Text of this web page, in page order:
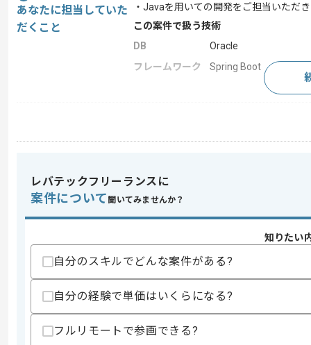
あなたに担当していた
だくこと
・Javaを用いての開発をご担当いただ
この案件で扱う技術
DB
Oracle
フレームワーク
Spring Boot
・Javaでの開発経験
・Spring Bootの経験
・Gitの経験
精算・お支払い
精算基準時間
レバテックフリーランスに
案件について 聞いてみませんか？
知りたい
自分のスキルでどんな案件がある?
自分の経験で単価はいくらになる?
フルリモートで参画できる?